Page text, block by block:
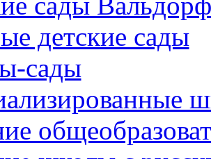
детские сады
сады